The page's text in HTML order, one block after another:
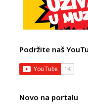
Podržite naš
Novo na portalu